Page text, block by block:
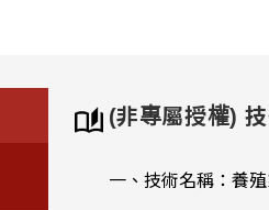
(非專屬授權)
一、技術名稱：養